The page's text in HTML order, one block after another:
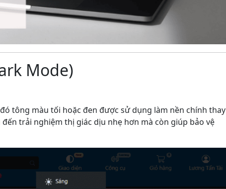
Mode)
tông màu tối hoặc đen được sử dụng làm nền chính thay
trải nghiệm thị giác dịu nhẹ hơn mà còn giúp bảo vệ